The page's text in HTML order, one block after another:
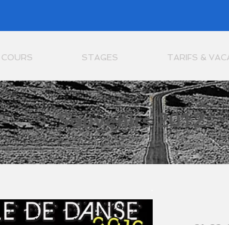
COURS STAGES TARIFS &
Souvenirs 2012